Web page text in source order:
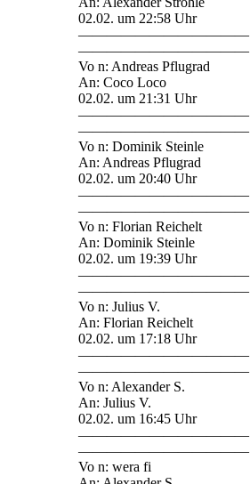
02.02. um 22:58 Uhr
————————————
————————————
Vo n: Andreas Pflugrad
An: Coco Loco
02.02. um 21:31 Uhr
————————————
————————————
Vo n: Dominik Steinle
An: Andreas Pflugrad
02.02. um 20:40 Uhr
————————————
————————————
Vo n: Florian Reichelt
An: Dominik Steinle
02.02. um 19:39 Uhr
————————————
————————————
Vo n: Julius V.
An: Florian Reichelt
02.02. um 17:18 Uhr
————————————
————————————
Vo n: Alexander S.
An: Julius V.
02.02. um 16:45 Uhr
————————————
————————————
Vo n: wera fi